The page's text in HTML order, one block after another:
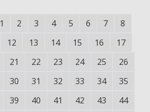
1 2 3 4 5 6 7
8
12 13 14 15 16
17
21 22 23 24 25
26
30 31 32 33 34
35
39 40 41 42 43
44